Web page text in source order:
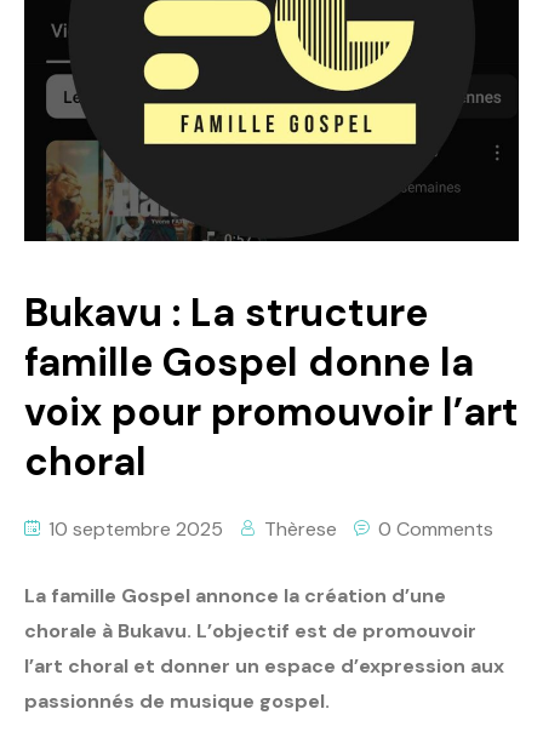
Politique
Technologies
Entreprenariat
Bukavu : La structure
famille Gospel donne la
voix pour promouvoir l’art
choral
10 septembre 2025 Thèrese 0 Comments
La famille Gospel annonce la création d’une
chorale à Bukavu. L’objectif est de promouvoir
l’art choral et donner un espace d’expression aux
passionnés de musique gospel.